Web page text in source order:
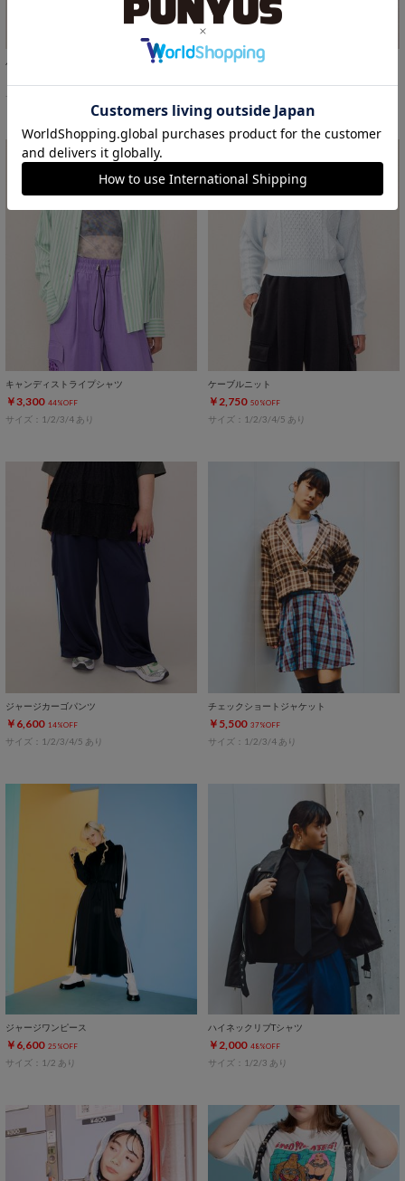
バイカラーラガースウェット
サイズ：3/4/5 あり
ショートテーラードジャケット
キャンディストライプシャツ
￥3,300 44%OFF
サイズ：1/2/3/4 あり
ケーブルニット
￥2,750 50%OFF
サイズ：1/2/3/4/5 あり
ジャージカーゴパンツ
￥6,600 14%OFF
サイズ：1/2/3/4/5 あり
チェックショートジャケット
￥5,500 37%OFF
サイズ：1/2/3/4 あり
ジャージワンピース
￥6,600 25%OFF
サイズ：1/2 あり
ハイネックリブTシャツ
￥2,000 48%OFF
サイズ：1/2/3 あり